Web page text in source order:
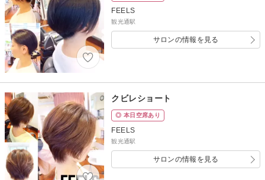
FEELS
観光通駅
サロンの情報を見る
クビレショート
◎ 本日空席あり
FEELS
観光通駅
サロンの情報を見る